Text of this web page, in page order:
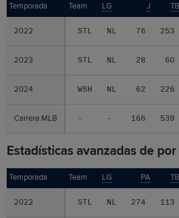
Temporada Team LG J TB
2022 STL NL 76 253
2023 STL NL 28 60
2024 WSH NL 62 226
Carrera MLB - - 166 539
Temporada
2022
2023
2024
Carrera MLB
Estadísticas avanzadas de
Temporada Team LG PA TB
2022 STL NL 274 113
Temporada
2022